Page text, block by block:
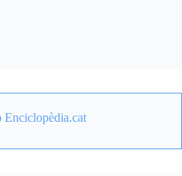
Enciclopèdia.cat